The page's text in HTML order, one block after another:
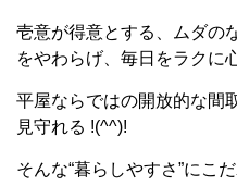
壱意が得意とする、ムダの
をやわらげ、毎日をラクに
平屋ならではの開放的な間
見守れる !(^^)!
そんな“暮らしやすさ”にこ